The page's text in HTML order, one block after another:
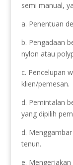
semi manual,
a. Penentuan
b. Pengadaan
nylon atau
c. Pencelupan
klien/pemesan.
d. Pemintalan
yang dipilih
d.
tenun.
e.